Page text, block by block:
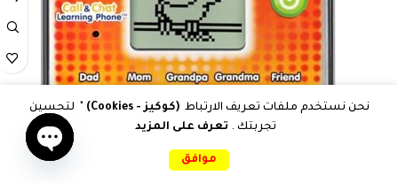
نحن نستخدم ملفات تعريف الارتباط (كوكيز - Cookies)
" لتحسين
تجربتك . تعرف على المزيد
موافق
المفضلات